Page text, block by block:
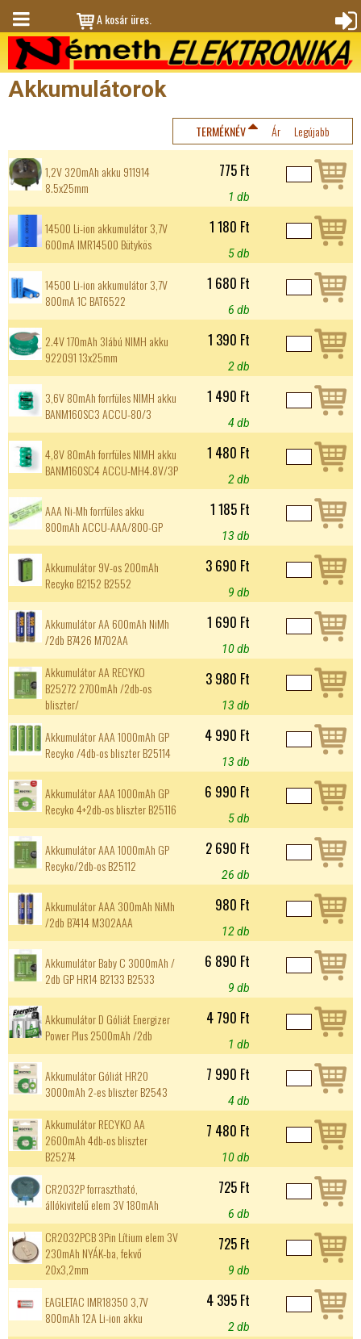
A kosár üres.
Bejele
ntkez
Akkumulátorok
TERMÉKNÉV Ár Legújabb
1,2V 320mAh akku 911914
8.5x25mm
775 Ft
1 db
14500 Li-ion akkumulátor 3,7V
600mA IMR14500 Bütykös
1 180 Ft
5 db
14500 Li-ion akkumulátor 3,7V
800mA 1C BAT6522
1 680 Ft
6 db
2.4V 170mAh 3lábú NIMH akku
922091 13x25mm
1 390 Ft
2 db
3,6V 80mAh forrfüles NIMH akku
BANM160SC3 ACCU-80/3
1 490 Ft
4 db
4,8V 80mAh forrfüles NIMH akku
BANM160SC4 ACCU-MH4.8V/3P
1 480 Ft
2 db
AAA Ni-Mh forrfüles akku
800mAh ACCU-AAA/800-GP
1 185 Ft
13 db
Akkumulátor 9V-os 200mAh
Recyko B2152 B2552
3 690 Ft
9 db
Akkumulátor AA 600mAh NiMh
/2db B7426 M702AA
1 690 Ft
10 db
Akkumulátor AA RECYKO
B25272 2700mAh /2db-os
bliszter/
3 980 Ft
13 db
Akkumulátor AAA 1000mAh GP
Recyko /4db-os bliszter B25114
4 990 Ft
13 db
Akkumulátor AAA 1000mAh GP
Recyko 4+2db-os bliszter B25116
6 990 Ft
5 db
Akkumulátor AAA 1000mAh GP
Recyko/2db-os B25112
2 690 Ft
26 db
Akkumulátor AAA 300mAh NiMh
/2db B7414 M302AAA
980 Ft
12 db
Akkumulátor Baby C 3000mAh /
2db GP HR14 B2133 B2533
6 890 Ft
9 db
Akkumulátor D Góliát Energizer
Power Plus 2500mAh /2db
4 790 Ft
1 db
Akkumulátor Góliát HR20
3000mAh 2-es bliszter B2543
7 990 Ft
4 db
Akkumulátor RECYKO AA
2600mAh 4db-os bliszter
B25274
7 480 Ft
10 db
CR2032P forrasztható,
állókivitelű elem 3V 180mAh
725 Ft
6 db
CR2032PCB 3Pin Lítium elem 3V
230mAh NYÁK-ba, fekvő
20x3,2mm
725 Ft
9 db
EAGLETAC IMR18350 3,7V
800mAh 12A Li-ion akku
4 395 Ft
2 db
M
en
ü